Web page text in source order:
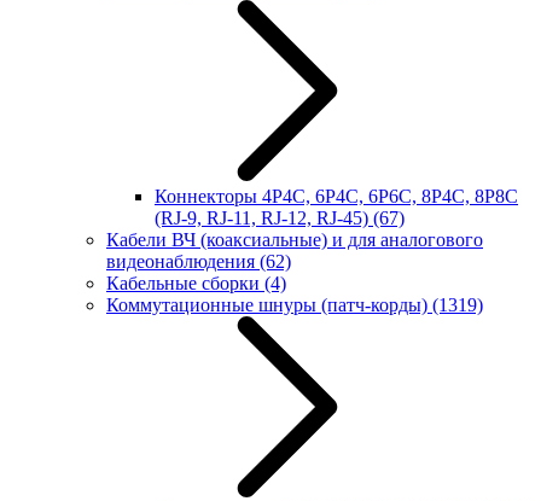
Коннекторы 4P4C, 6P4C, 6P6C, 8P4C, 8P8C
(RJ-9, RJ-11, RJ-12, RJ-45) (67)
Кабели ВЧ (коаксиальные) и для аналогового
видеонаблюдения (62)
Кабельные сборки (4)
Коммутационные шнуры (патч-корды) (1319)